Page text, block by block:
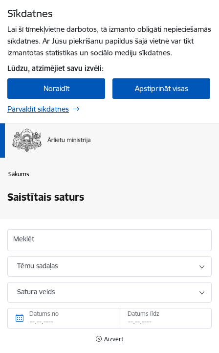
Sīkdatnes
Lai šī tīmekļvietne darbotos, tā izmanto obligāti nepieciešamās
sīkdatnes. Ar Jūsu piekrišanu papildus šajā vietnē var tikt
izmantotas statistikas un sociālo mediju sīkdatnes.
Lūdzu, atzīmējiet savu izvēli:
Noraidīt Apstiprināt visas
Pārvaldīt sīkdatnes
Sākums
Saistītais saturs
Meklēt
Tēmu sadaļas
Satura veids
Datums no Datums līdz
Aizvērt